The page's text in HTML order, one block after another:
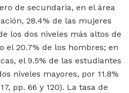
de secundaria, en el área
28.4% de las mujeres
los dos niveles más altos de
el 20.7% de los hombres; en
el 9.5% de las estudiantes
niveles mayores, por 11.8%
pp. 66 y 120). La tasa de